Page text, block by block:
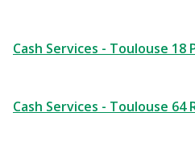
Cash Services - Toulouse 18
Cash Services - Toulouse 64